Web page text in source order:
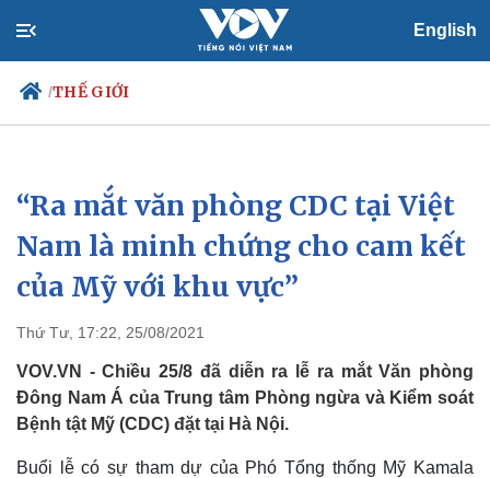
English
/THẾ GIỚI
Chính trị
Đảng
Tổ chức nhân sự
Quốc hội
Nhận diện sự thật
Xã hội
Tin 24h
Dự báo thời tiết
Giáo dục
“Ra mắt văn phòng CDC tại Việt
Nam là minh chứng cho cam kết
của Mỹ với khu vực”
Thứ Tư, 17:22, 25/08/2021
VOV.VN - Chiều 25/8 đã diễn ra lễ ra mắt Văn phòng
Đông Nam Á của Trung tâm Phòng ngừa và Kiểm soát
Bệnh tật Mỹ (CDC) đặt tại Hà Nội.
Buổi lễ có sự tham dự của Phó Tổng thống Mỹ Kamala